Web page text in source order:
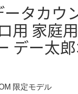
タカウ
用 家庭
デー太
限定モデル